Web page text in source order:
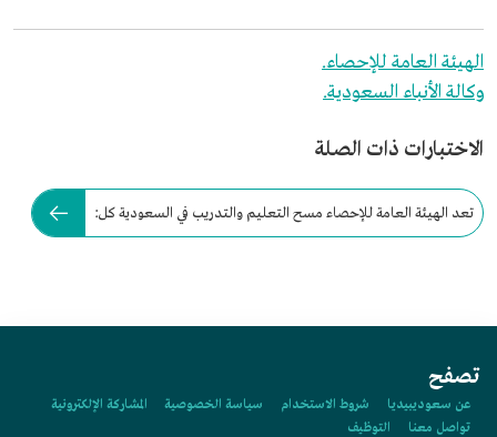
الهيئة العامة للإحصاء.
وكالة الأنباء السعودية.
الاختبارات ذات الصلة
تعد الهيئة العامة للإحصاء مسح التعليم والتدريب في السعودية كل:
تصفح
عن سعوديبيديا شروط الاستخدام سياسة الخصوصية
المشاركة الإلكترونية
تواصل معنا
التوظيف